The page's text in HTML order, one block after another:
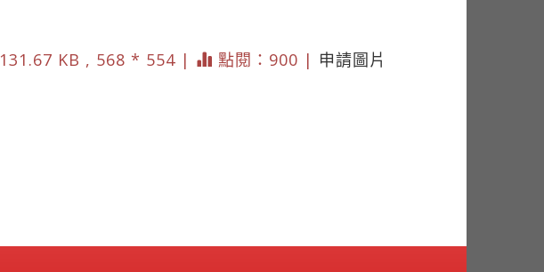
131.67 KB , 568 * 554 |
點閱：900 | 申請圖片